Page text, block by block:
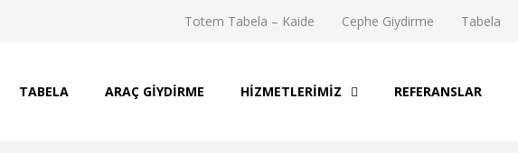
Totem Tabela – Kaide Cephe Giydirme Tabela
TABELA ARAÇ GIYDIRME HIZMETLERIMIZ REFERANSLAR